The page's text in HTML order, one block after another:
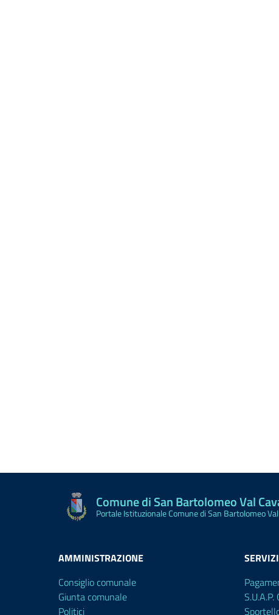
Comune di San Bartolomeo Val
Portale Istituzionale Comune di San Bartolomeo
AMMINISTRAZIONE
Consiglio comunale
Giunta comunale
Politici
SERVIZI